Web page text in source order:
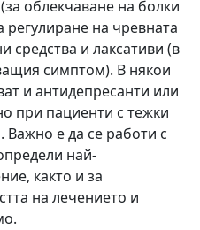
облекчаване на болки
на чревната
средства и лаксативи (в
симптом). В някои
и антидепресанти или
при пациенти с тежки
Важно е да се работи с
най-
както и за
на лечението и